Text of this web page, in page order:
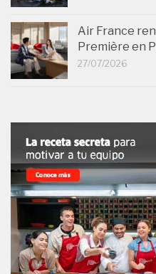
Air France
Première en
27/07/2026